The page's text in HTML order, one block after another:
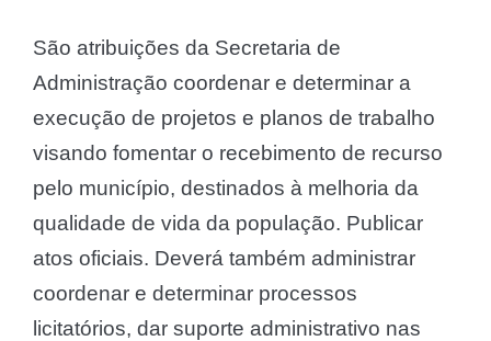
São atribuições da Secretaria de
Administração coordenar e determinar a
execução de projetos e planos de trabalho
visando fomentar o recebimento de recurso
pelo município, destinados à melhoria da
qualidade de vida da população. Publicar
atos oficiais. Deverá também administrar
coordenar e determinar processos
licitatórios, dar suporte administrativo nas